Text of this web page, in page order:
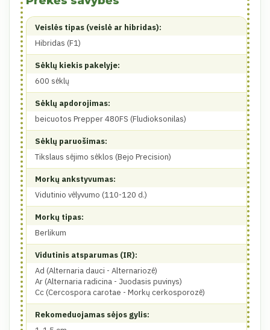
Veislės tipas (veislė ar hibridas):
Hibridas (F1)
Sėklų kiekis pakelyje:
600 sėklų
Sėklų apdorojimas:
beicuotos Prepper 480FS (Fludioksonilas)
Sėklų paruošimas:
Tikslaus sėjimo sėklos (Bejo Precision)
Morkų ankstyvumas:
Vidutinio vėlyvumo (110-120 d.)
Morkų tipas:
Berlikum
Vidutinis atsparumas (IR):
Ad (Alternaria dauci - Alternariozė)
Ar (Alternaria radicina - Juodasis puvinys)
Cc (Cercospora carotae - Morkų cerkosporozė)
Rekomeduojamas sėjos gylis: